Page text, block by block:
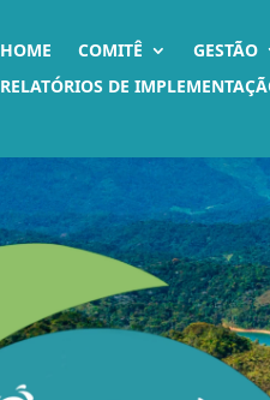
HOME COMITÊ GESTÃO
RELATÓRIOS DE